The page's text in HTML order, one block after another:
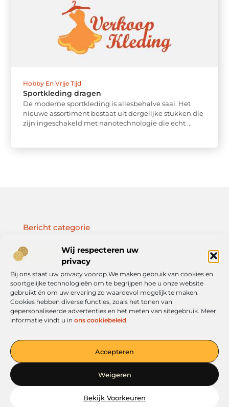
Wij respecteren uw
privacy
Bij ons staat uw privacy voorop.We maken gebruik van cookies en
soortgelijke technologieën om te begrijpen hoe u onze website
gebruikt én om uw ervaring zo waardevol mogelijk te maken.
Cookies hebben diverse functies, zoals het tonen van
gepersonaliseerde advertenties en het meten van sitegebruik. Meer
informatie vindt u in ons cookiebeleid.
Accepteren
Weigeren
Bekijk Voorkeuren
Hobby En Vrije Tijd
Sportkleding dragen
De moderne sportkleding is allesbehalve saai. Het
nieuwe assortiment bestaat uit dergelijke stukken die
zijn ingeschakeld met nanotechnologie die echt ...
Jouw platform voor ideeën en inspiratie
— Verken boeiende verhalen, handige tips en informatieve
artikelen. Alles overzichtelijk op één plek. Begin vandaag nog met
ontdekken op verkoopkleding.nl!
Onze informatie
Bericht categorie